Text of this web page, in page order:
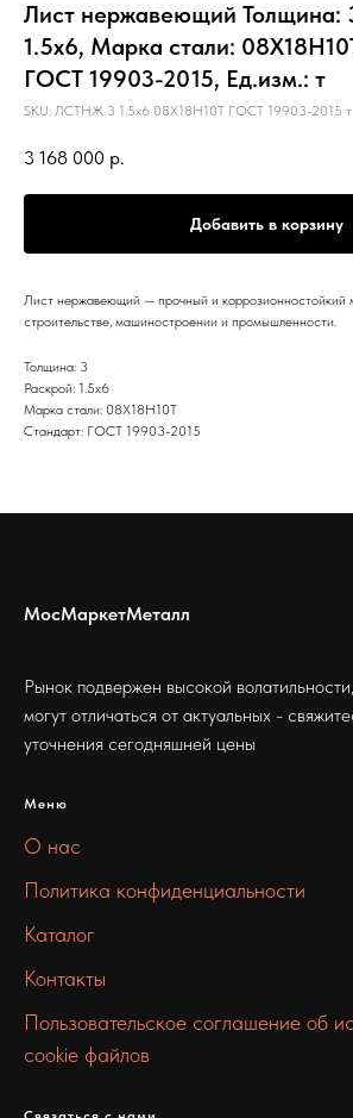
Лист нержавеющий Толщина:
1.5х6, Марка стали:
ГОСТ 19903-2015, Ед.изм.: т
SKU: ЛСТНЖ 3 1.5х6 08Х18Н10Т ГОСТ 19903-2015 т
3 168 000 р.
Добавить в корзину
Лист нержавеющий — прочный и коррозионностойкий
строительстве, машиностроении и промышленности.
Толщина: 3
Раскрой: 1.5х6
Марка стали: 08Х18Н10Т
Стандарт: ГОСТ 19903-2015
МосМаркетМеталл
Рынок подвержен высокой
могут отличаться от актуальных -
уточнения сегодняшней цены
Меню
О нас
Политика конфиденциальности
Каталог
Контакты
Пользовательское соглашение об
cookie файлов